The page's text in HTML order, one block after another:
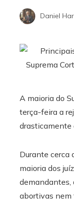
Daniel
A maioria do
terça-feira a
drasticamente
Durante cerca
maioria dos
demandantes,
abortivas nem